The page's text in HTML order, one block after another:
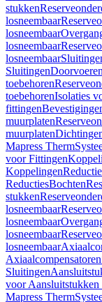
stukken
losneembaar
losneembaar
losneembaar
losneembaar
SluitingenDoorvoeren
toebehoren
toebehorenIsolaties
fittingen
muurplaten
muurplaten
Mapress Therm
voor Fittingen
Koppelingen
ReductiesBochten
stukken
losneembaar
losneembaar
losneembaar
losneembaar
Axiaalcompensatoren
Sluitingen
voor
Mapress Therm